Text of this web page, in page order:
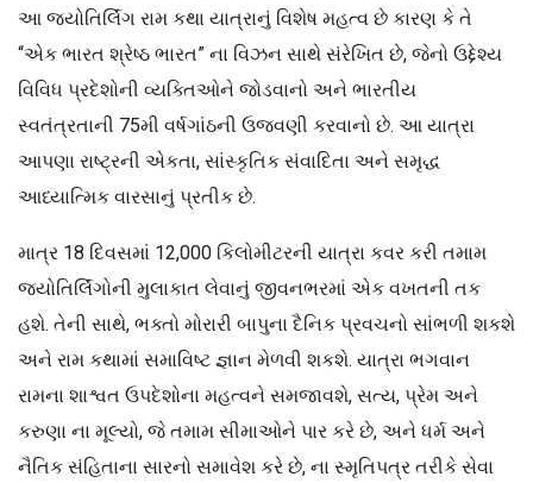
આ જ્યોતિર્લિંગ રામ કથા યાત્રાનું વિશેષ મહત્વ છે કારણ કે તે
“એક ભારત શ્રેષ્ઠ ભારત” ના વિઝન સાથે સંરેખિત છે, જેનો ઉદ્દેશ્ય
વિવિધ પ્રદેશોની વ્યક્તિઓને જોડવાનો અને ભારતીય
સ્વતંત્રતાની 75મી વર્ષગાંઠની ઉજવણી કરવાનો છે. આ યાત્રા
આપણા રાષ્ટ્રની એકતા, સાંસ્કૃતિક સંવાદિતા અને સમૃદ્ધ
આધ્યાત્મિક વારસાનું પ્રતીક છે.
માત્ર 18 દિવસમાં 12,000 કિલોમીટરની યાત્રા કવર કરી તમામ
જ્યોતિર્લિંગોની મુલાકાત લેવાનું જીવનભરમાં એક વખતની તક
હશે. તેની સાથે, ભક્તો મોરારી બાપુના દૈનિક પ્રવચનો સાંભળી શકશે
અને રામ કથામાં સમાવિષ્ટ જ્ઞાન મેળવી શકશે. યાત્રા ભગવાન
રામના શાશ્વત ઉપદેશોના મહત્વને સમજાવશે, સત્ય, પ્રેમ અને
કરુણા ના મૂલ્યો, જે તમામ સીમાઓને પાર કરે છે, અને ધર્મ અને
નૈતિક સંહિતાના સારનો સમાવેશ કરે છે, ના સ્મૃતિપત્ર તરીકે સેવા